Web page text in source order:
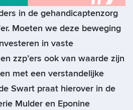
in de gehandicaptenzorg
Moeten we deze beweging
in vaste
zzp’ers ook van waarde zijn
met een verstandelijke
Swart praat hierover in de
Mulder en Eponine